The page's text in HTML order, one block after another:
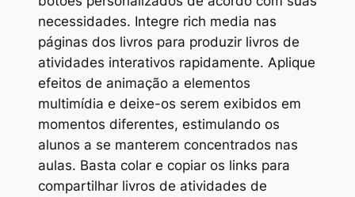
necessidades. Integre rich media nas
páginas dos livros para produzir livros de
atividades interativos rapidamente. Aplique
efeitos de animação a elementos
multimídia e deixe-os serem exibidos em
momentos diferentes, estimulando os
alunos a se manterem concentrados nas
aulas. Basta colar e copiar os links para
compartilhar livros de atividades de